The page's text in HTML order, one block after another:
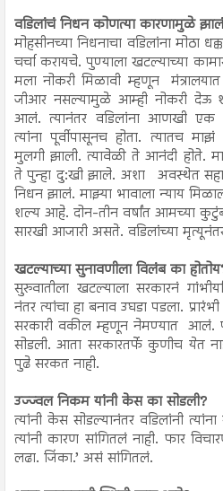
वडिलांचं निधन कोणत्या कारणामुळे
मोहसीनच्या निधनाचा वडिलांना मोठा
चर्चा करायचे. पुण्याला खटल्याच्या
मला नोकरी मिळावी म्हणून
जीआर नसल्यामुळे आम्ही नोकरी देऊ
आलं. त्यानंतर वडिलांना आणखी एक
त्यांना पूर्वीपासूनच होता. त्यातच
मुलगी झाली. त्यावेळी ते आनंदी होते.
ते पुन्हा दु:खी झाले. अशा अवस्थेत सहा
निधन झालं. माझ्या भावाला न्याय
शल्य आहे. दोन-तीन वर्षांत आमच्या
सारखी आजारी असते. वडिलांच्या
खटल्याच्या सुनावणीला विलंब का
सुरुवातीला खटल्याला सरकारनं
नंतर त्यांचा हा बनाव उघडा पडला.
सरकारी वकील म्हणून नेमण्यात आलं.
सोडली. आता सरकारतर्फे कुणीच येत
पुढे सरकत नाही.
उज्ज्वल निकम यांनी केस का सोडली?
त्यांनी केस सोडल्यानंतर वडिलांनी
त्यांनी कारण सांगितलं नाही. फार
लढा. जिंका.’ असं सांगितलं.